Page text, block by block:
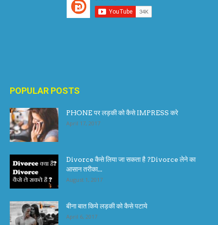
POPULAR POSTS
PHONE पर लड़की को कैसे IMPRESS करे
April 17, 2017
Divorce कैसे लिया जा सकता है ?Divorce लेने का
आसान तरीका...
August 1, 2017
बीना बात किये लड़की को कैसे पटाये
April 6, 2017